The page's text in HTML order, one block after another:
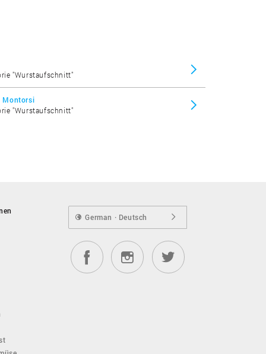
"Wurstaufschnitt"
Montorsi
"Wurstaufschnitt"
German · Deutsch